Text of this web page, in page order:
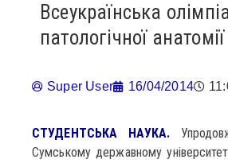
Всеукраїнська
патологічної анатомії
Super User 16/04/2014
СТУДЕНТСЬКА НАУКА.
Сумському державному